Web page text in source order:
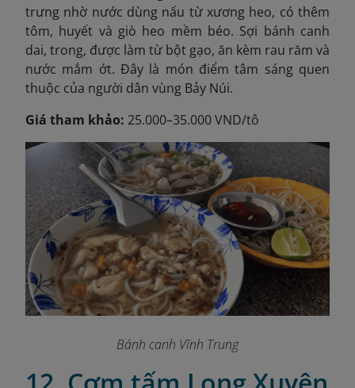
trưng nhờ nước dùng nấu từ xương heo, có thêm
tôm, huyết và giò heo mềm béo. Sợi bánh canh
dai, trong, được làm từ bột gạo, ăn kèm rau răm và
nước mắm ớt. Đây là món điểm tâm sáng quen
thuộc của người dân vùng Bảy Núi.
Giá tham khảo: 25.000–35.000 VND/tô
Bánh canh Vĩnh Trung